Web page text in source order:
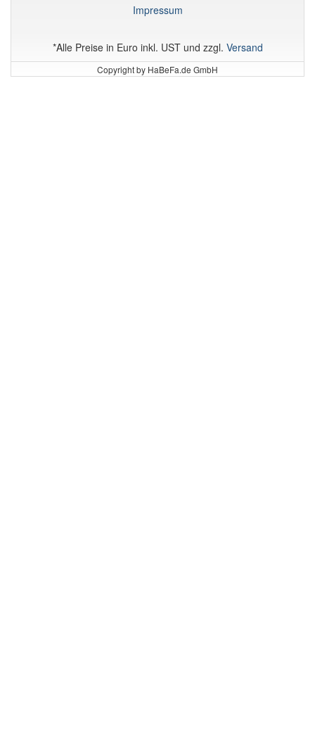
Impressum
*Alle Preise in Euro inkl. UST und zzgl. Versand
Copyright by HaBeFa.de GmbH